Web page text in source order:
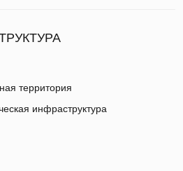
территория
инфраструктура